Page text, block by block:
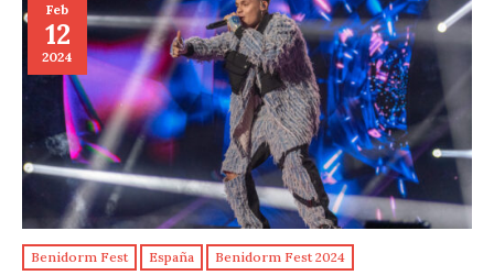
Feb
12
2024
Benidorm Fest España Benidorm Fest 2024